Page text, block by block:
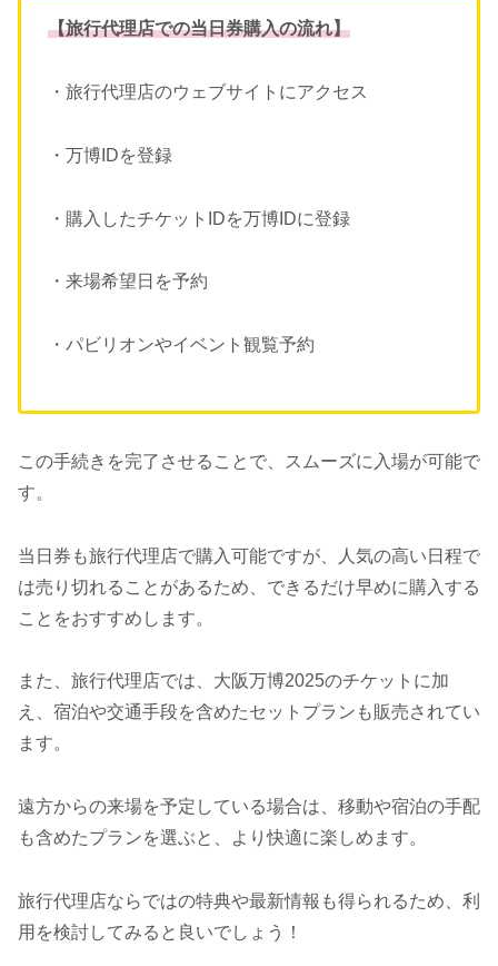
【旅行代理店での当日券購入の流れ】
・旅行代理店のウェブサイトにアクセス
・万博IDを登録
・購入したチケットIDを万博IDに登録
・来場希望日を予約
・パビリオンやイベント観覧予約
この手続きを完了させることで、スムーズに入場が可能で
す。
当日券も旅行代理店で購入可能ですが、人気の高い日程で
は売り切れることがあるため、できるだけ早めに購入する
ことをおすすめします。
また、旅行代理店では、大阪万博2025のチケットに加
え、宿泊や交通手段を含めたセットプランも販売されてい
ます。
遠方からの来場を予定している場合は、移動や宿泊の手配
も含めたプランを選ぶと、より快適に楽しめます。
旅行代理店ならではの特典や最新情報も得られるため、利
用を検討してみると良いでしょう！